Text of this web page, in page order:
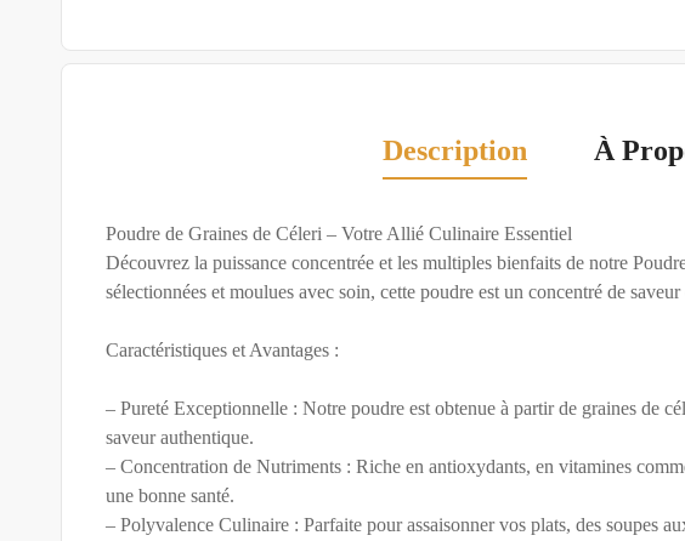
Description À
Poudre de Graines de Céleri – Votre Allié Culinaire Essentiel
Découvrez la puissance concentrée et les multiples bienfaits de notre
sélectionnées et moulues avec soin, cette poudre est un concentré de
Caractéristiques et Avantages :
– Pureté Exceptionnelle : Notre poudre est obtenue à partir de graines de
saveur authentique.
– Concentration de Nutriments : Riche en antioxydants, en vitamines
une bonne santé.
– Polyvalence Culinaire : Parfaite pour assaisonner vos plats, des soupes